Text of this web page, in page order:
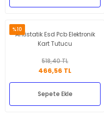
%10
Antistatik Esd Pcb Elektronik
Kart Tutucu
518,40 TL
466,56 TL
Sepete Ekle